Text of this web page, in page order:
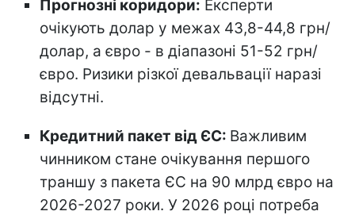
Прогнозні коридори: Експерти
очікують долар у межах 43,8-44,8 грн/
долар, а євро - в діапазоні 51-52 грн/
євро. Ризики різкої девальвації наразі
відсутні.
Кредитний пакет від ЄС: Важливим
чинником стане очікування першого
траншу з пакета ЄС на 90 млрд євро на
2026-2027 роки. У 2026 році потреба